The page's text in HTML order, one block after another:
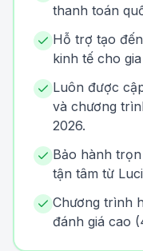
thanh toán
Hỗ trợ tạo
kinh tế cho
Luôn được
và chương
2026.
Bảo hành
tận tâm từ
Chương trình
đánh giá cao